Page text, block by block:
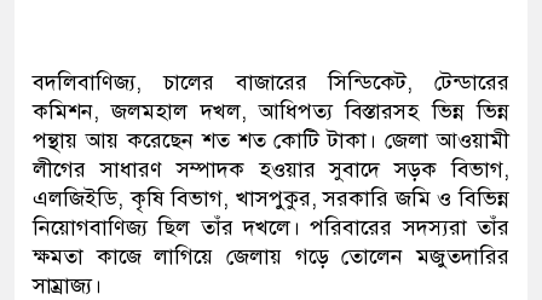
বদলিবাণিজ্য, চালের বাজারের সিন্ডিকেট, টেন্ডারের
কমিশন, জলমহাল দখল, আধিপত্য বিস্তারসহ ভিন্ন ভিন্ন
পন্থায় আয় করেছেন শত শত কোটি টাকা। জেলা আওয়ামী
লীগের সাধারণ সম্পাদক হওয়ার সুবাদে সড়ক বিভাগ,
এলজিইডি, কৃষি বিভাগ, খাসপুকুর, সরকারি জমি ও বিভিন্ন
নিয়োগবাণিজ্য ছিল তাঁর দখলে। পরিবারের সদস্যরা তাঁর
ক্ষমতা কাজে লাগিয়ে জেলায় গড়ে তোলেন মজুতদারির
সাম্রাজ্য।